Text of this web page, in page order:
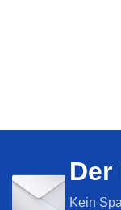
SPARPAKETE
Kein